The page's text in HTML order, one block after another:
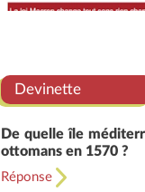
Devinette
De quelle île
ottomans en 1570 ?
Réponse